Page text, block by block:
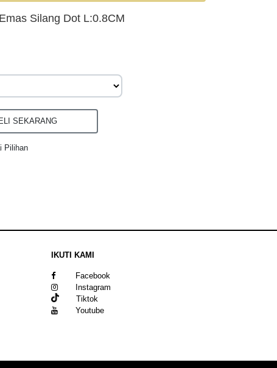
Silang Dot L:0.8CM
SEKARANG
Pilihan
IKUTI KAMI
Facebook
Instagram
Tiktok
Youtube